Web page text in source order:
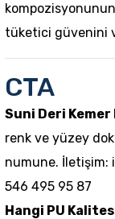
tüketici güvenini
CTA
Suni Deri Kemer
renk ve yüzey
numune. İletişim:
546 495 95 87
Hangi PU